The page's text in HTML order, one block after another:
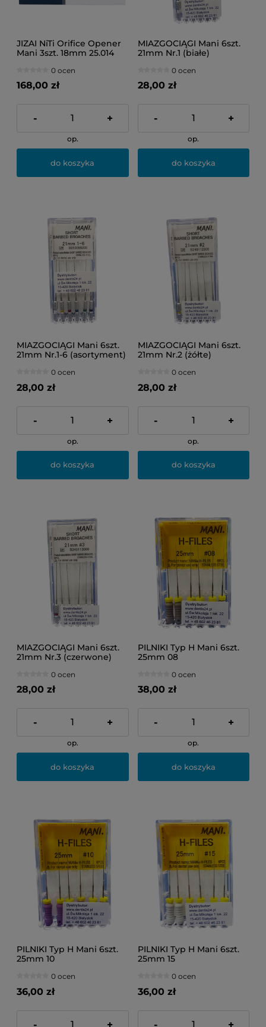
JIZAI NiTi Orifice Opener
Mani 3szt. 18mm 25.014
0 ocen
168,00 zł
- +
op.
do koszyka
MIAZGOCIĄGI Mani 6szt.
21mm Nr.1 (białe)
0 ocen
28,00 zł
- +
op.
do koszyka
MIAZGOCIĄGI Mani 6szt.
21mm Nr.1-6 (asortyment)
0 ocen
28,00 zł
- +
op.
do koszyka
MIAZGOCIĄGI Mani 6szt.
21mm Nr.2 (żółte)
0 ocen
28,00 zł
- +
op.
do koszyka
MIAZGOCIĄGI Mani 6szt.
21mm Nr.3 (czerwone)
0 ocen
28,00 zł
- +
op.
do koszyka
PILNIKI Typ H Mani 6szt.
25mm 08
0 ocen
38,00 zł
- +
op.
do koszyka
PILNIKI Typ H Mani 6szt.
25mm 10
0 ocen
36,00 zł
- +
PILNIKI Typ H Mani 6szt.
25mm 15
0 ocen
36,00 zł
- +